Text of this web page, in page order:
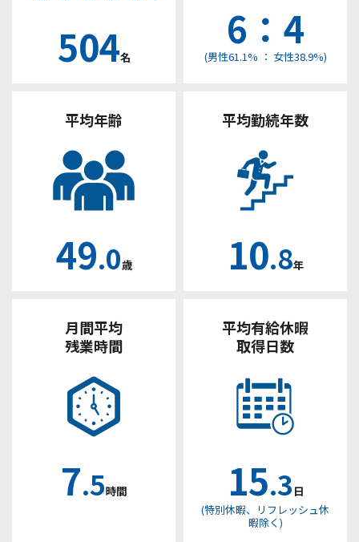
504名
6：4
(男性61.1% ： 女性38.9%)
平均年齢
49.0歳
平均勤続年数
10.8年
月間平均
残業時間
7.5時間
平均有給休暇
取得日数
15.3 日
(特別休暇、リフレッシュ休
暇除く)